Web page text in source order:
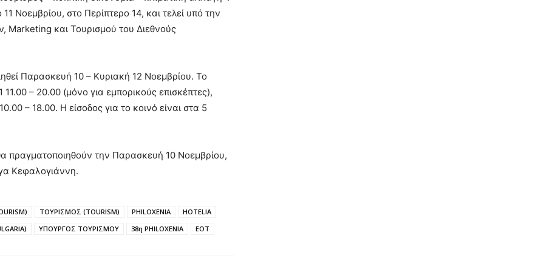
Νοεμβρίου, στο Περίπτερο 14, και τελεί υπό την
Marketing και Τουρισμού του Διεθνούς
Παρασκευή 10 – Κυριακή 12 Νοεμβρίου. Το
– 20.00 (μόνο για εμπορικούς επισκέπτες),
– 18.00. Η είσοδος για το κοινό είναι στα 5
πραγματοποιηθούν την Παρασκευή 10 Νοεμβρίου,
Κεφαλογιάννη.
ΤΟΥΡΙΣΜΟΣ (TOURISM) PHILOXENIA
HOTELIA
ΥΠΟΥΡΓΟΣ ΤΟΥΡΙΣΜΟΥ 38η PHILOXENIA ΕΟΤ